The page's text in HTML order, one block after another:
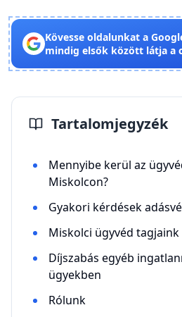
Kövesse oldalunkat a
mindig elsők között látja a
Tartalomjegyzék
Mennyibe kerül az
Miskolcon?
Gyakori kérdések
Miskolci ügyvéd tagjaink
Díjszabás egyéb
ügyekben
Rólunk